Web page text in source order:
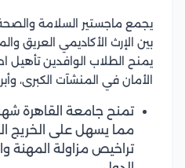
يجمع ماجستير السلامة
بين الإرث الأكاديمي العريق
يمنح الطلاب الوافدين تأهيل
الأمان في المنشآت الكبرى،
تمنح جامعة القاهرة
مما يسهل على الخريج
تراخيص مزاولة المهنة